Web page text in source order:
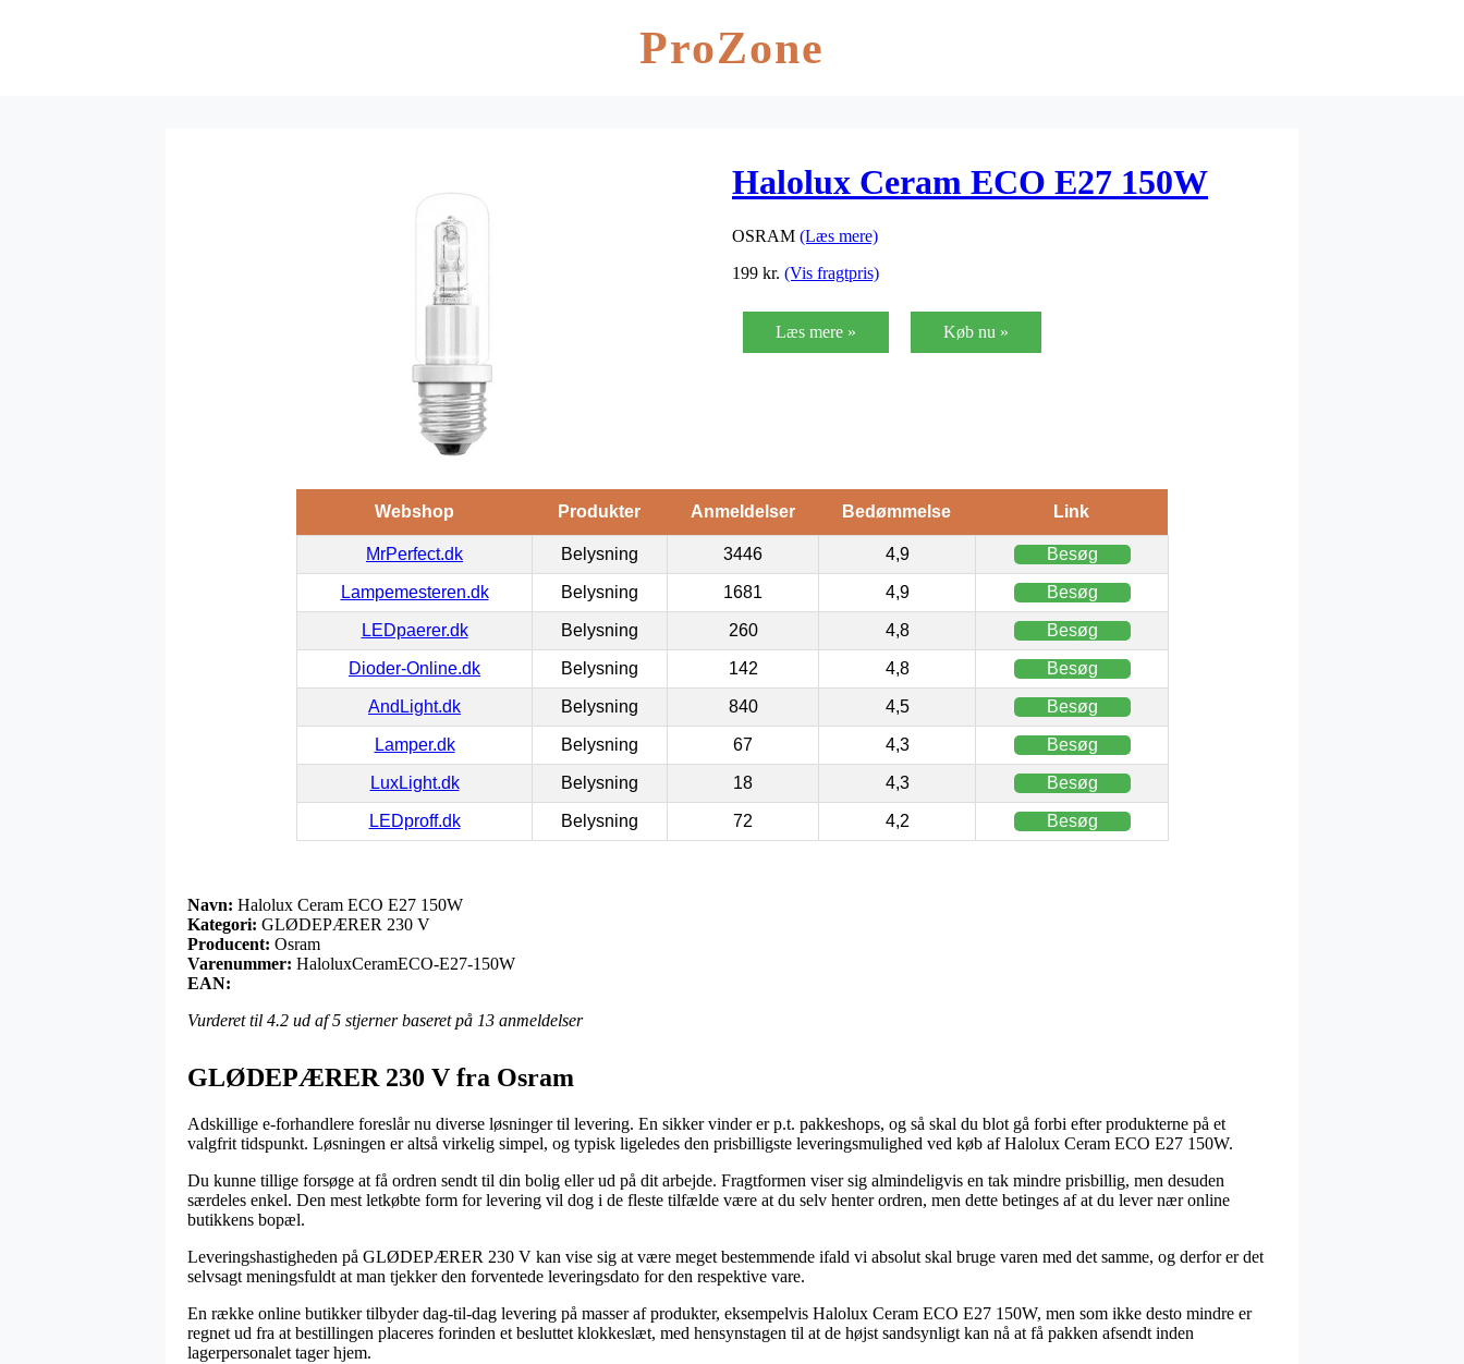
ProZone
Halolux Ceram ECO E27 150W
OSRAM (Læs mere)
199 kr. (Vis fragtpris)
Læs mere » Køb nu »
Webshop Produkter Anmeldelser Bedømmelse Link
MrPerfect.dk Belysning 3446 4,9 Besøg
Lampemesteren.dk Belysning 1681 4,9 Besøg
LEDpaerer.dk Belysning 260 4,8 Besøg
Dioder-Online.dk Belysning 142 4,8 Besøg
AndLight.dk Belysning 840 4,5 Besøg
Lamper.dk Belysning 67 4,3 Besøg
LuxLight.dk Belysning 18 4,3 Besøg
LEDproff.dk Belysning 72 4,2 Besøg
Navn: Halolux Ceram ECO E27 150W
Kategori: GLØDEPÆRER 230 V
Producent: Osram
Varenummer: HaloluxCeramECO-E27-150W
EAN:
Vurderet til 4.2 ud af 5 stjerner baseret på 13 anmeldelser
GLØDEPÆRER 230 V fra Osram
Adskillige e-forhandlere foreslår nu diverse løsninger til levering. En sikker vinder er p.t. pakkeshops, og så skal du blot gå forbi efter produkterne på et
valgfrit tidspunkt. Løsningen er altså virkelig simpel, og typisk ligeledes den prisbilligste leveringsmulighed ved køb af Halolux Ceram ECO E27 150W.
Du kunne tillige forsøge at få ordren sendt til din bolig eller ud på dit arbejde. Fragtformen viser sig almindeligvis en tak mindre prisbillig, men desuden
særdeles enkel. Den mest letkøbte form for levering vil dog i de fleste tilfælde være at du selv henter ordren, men dette betinges af at du lever nær online
butikkens bopæl.
Leveringshastigheden på GLØDEPÆRER 230 V kan vise sig at være meget bestemmende ifald vi absolut skal bruge varen med det samme, og derfor er det
selvsagt meningsfuldt at man tjekker den forventede leveringsdato for den respektive vare.
En række online butikker tilbyder dag-til-dag levering på masser af produkter, eksempelvis Halolux Ceram ECO E27 150W, men som ikke desto mindre er
regnet ud fra at bestillingen placeres forinden et besluttet klokkeslæt, med hensynstagen til at de højst sandsynligt kan nå at få pakken afsendt inden
lagerpersonalet tager hjem.